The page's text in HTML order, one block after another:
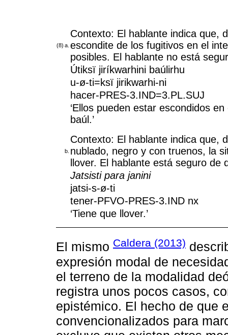
(8) a.
Contexto: El hablante indica que,
escondite de los fugitivos en el
posibles. El hablante no está
Útiksï jiríkwarhini baúlirhu
u-ø-ti=ksï jirikwarhi-ni
hacer-PRES-3.IND=3.PL.SUJ
‘Ellos pueden estar escondidos
baúl.’
b.
Contexto: El hablante indica que,
nublado, negro y con truenos, la
llover. El hablante está seguro de
Jatsisti para janini
jatsi-s-ø-ti
tener-PFVO-PRES-3.IND nx
‘Tiene que llover.’
El mismo Caldera (2013)
expresión modal de
el terreno de la modalidad
registra unos pocos casos,
epistémico. El hecho de que
convencionalizados para